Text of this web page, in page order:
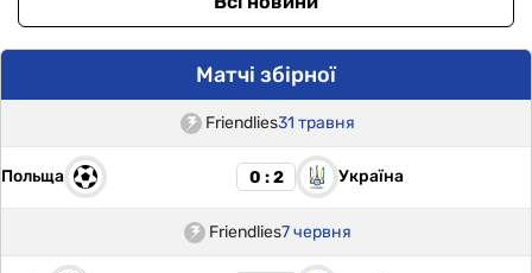
Матчі збірної
Friendlies31 травня
Польща 0 : 2 Україна
Friendlies7 червня